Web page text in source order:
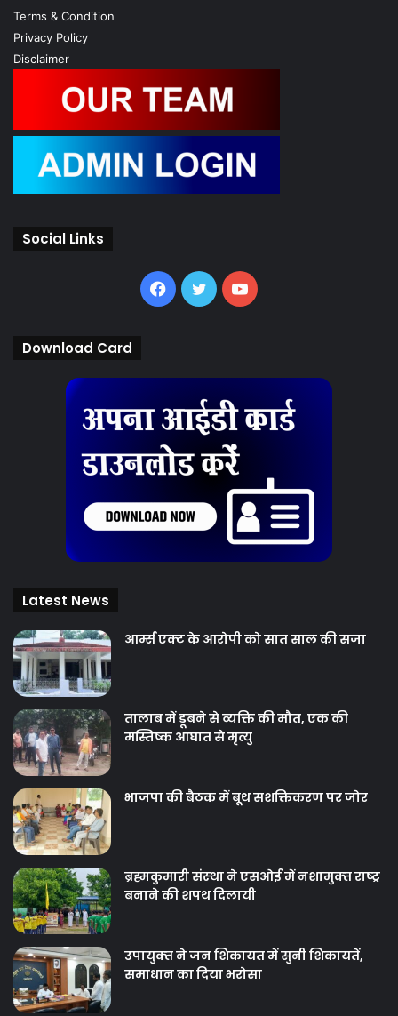
Terms & Condition
Privacy Policy
Disclaimer
Social Links
Facebook
TwitterYouTube
Download Card
Latest News
आर्म्स एक्ट के आरोपी को सात साल की सजा
तालाब में डूबने से व्यक्ति की मौत, एक की
मस्तिष्क आघात से मृत्यु
भाजपा की बैठक में बूथ सशक्तिकरण पर जोर
ब्रह्मकुमारी संस्‍था ने एसओई में नशामुक्‍त राष्‍ट्र
बनाने की शपथ दिलायी
उपायुक्‍त ने जन शिकायत में सुनी शिकायतें,
समाधान का दिया भरोसा